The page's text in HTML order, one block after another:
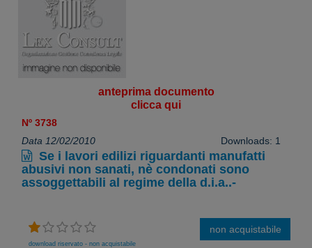
anteprima documento
clicca qui
Nº 3738
Data 12/02/2010
Downloads: 1
Se i lavori edilizi riguardanti manufatti
abusivi non sanati, nè condonati sono
assoggettabili al regime della d.i.a..-
download riservato - non acquistabile
non acquistabile